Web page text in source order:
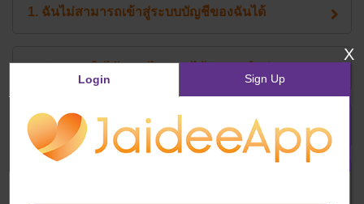
1. ฉันไม่สามารถเข้าสู่ระบบบัญชีของฉันได้
3. อะไรคือคุกกี้และคุกกี้ทำงานอย่างไร ?
X
Login Sign Up